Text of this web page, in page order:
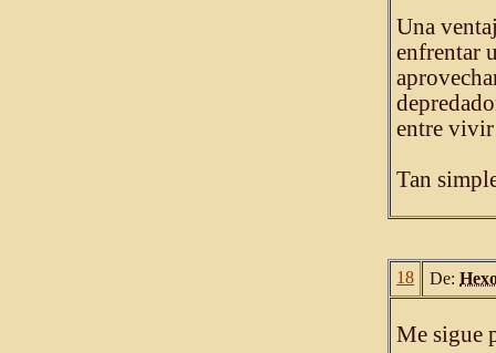
Una
enfrentar
entre
Tan
18 De:
Me sigue